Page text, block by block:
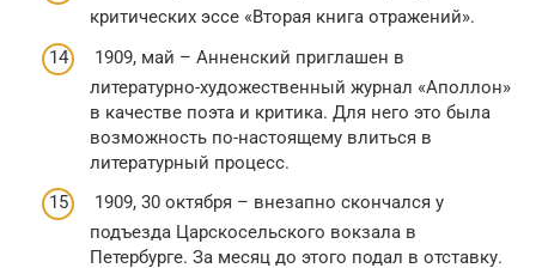
критических эссе «Вторая книга отражений».
1909, май – Анненский приглашен в
литературно-художественный журнал «Аполлон»
в качестве поэта и критика. Для него это была
возможность по-настоящему влиться в
литературный процесс.
1909, 30 октября – внезапно скончался у
подъезда Царскосельского вокзала в
Петербурге. За месяц до этого подал в отставку.